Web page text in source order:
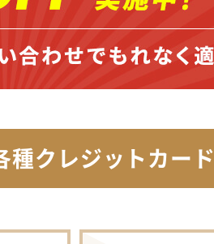
種クレジットカード